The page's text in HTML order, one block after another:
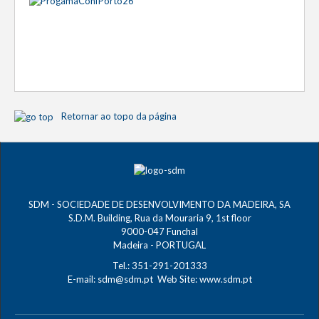
Retornar ao topo da página
SDM - SOCIEDADE DE DESENVOLVIMENTO DA MADEIRA, SA
S.D.M. Building, Rua da Mouraria 9, 1st floor
9000-047 Funchal
Madeira - PORTUGAL
Tel.: 351-291-201333
E-mail: sdm@sdm.ptWeb Site:www.sdm.pt